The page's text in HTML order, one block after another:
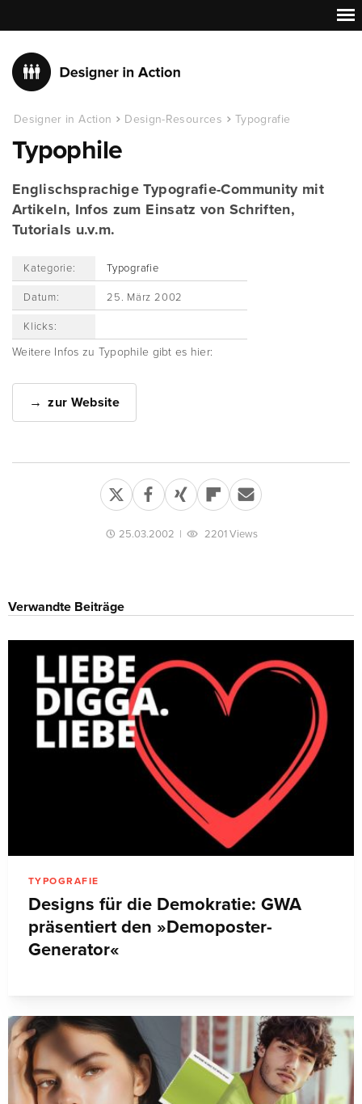
Designer in Action Design-Resources Typografie
Typophile
Englischsprachige Typografie-Community mit
Artikeln, Infos zum Einsatz von Schriften,
Tutorials u.v.m.
Kategorie: Typografie
Datum: 25. März 2002
Klicks:
Weitere Infos zu Typophile gibt es hier:
zur Website
25.03.2002 | 2201 Views
Verwandte Beiträge
TYPOGRAFIE
Designs für die Demokratie: GWA
präsentiert den »Demoposter-
Generator«